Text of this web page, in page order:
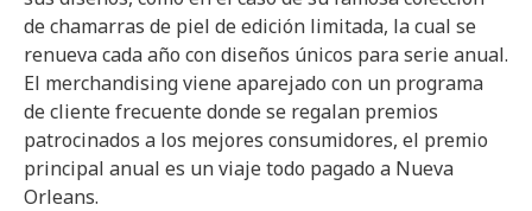
de chamarras de piel de edición limitada, la cual se
renueva cada año con diseños únicos para serie anual.
El merchandising viene aparejado con un programa
de cliente frecuente donde se regalan premios
patrocinados a los mejores consumidores, el premio
principal anual es un viaje todo pagado a Nueva
Orleans.